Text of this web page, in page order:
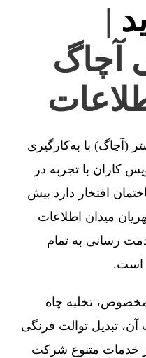
|
آچاگ
(آچاگ) با به‌کارگیری
کاران با تجربه در
افتخار دارد بیش
میدان اطلاعات
رسانی به تمام
است.
مخصوص، تخلیه چاه
تبدیل توالت فرنگی
خدمات متنوع شرکت